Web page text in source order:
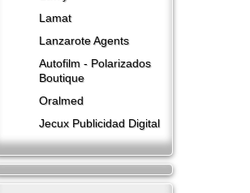
Lamat
Lanzarote​ Agents
Autofilm - Polarizados
Boutique
Oralmed
Jecux Publicidad Digital